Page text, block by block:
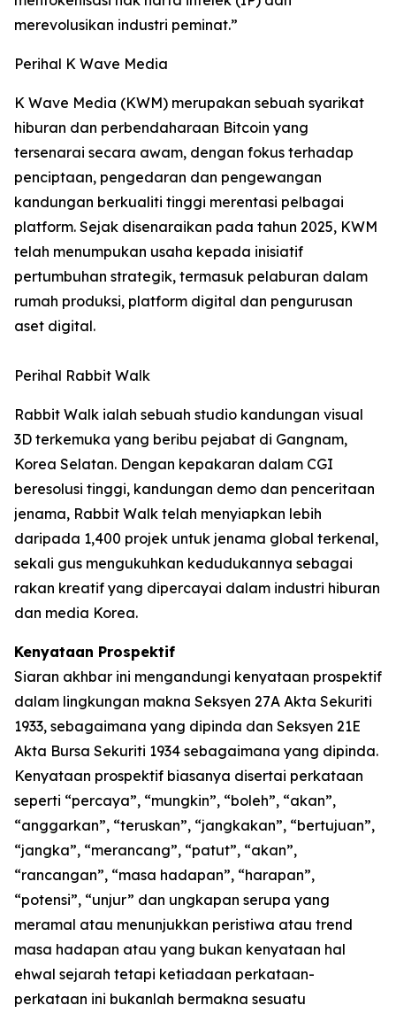
merevolusikan industri peminat.”
Perihal K Wave Media
K Wave Media (KWM) merupakan sebuah syarikat
hiburan dan perbendaharaan Bitcoin yang
tersenarai secara awam, dengan fokus terhadap
penciptaan, pengedaran dan pengewangan
kandungan berkualiti tinggi merentasi pelbagai
platform. Sejak disenaraikan pada tahun 2025, KWM
telah menumpukan usaha kepada inisiatif
pertumbuhan strategik, termasuk pelaburan dalam
rumah produksi, platform digital dan pengurusan
aset digital.
Perihal Rabbit Walk
Rabbit Walk ialah sebuah studio kandungan visual
3D terkemuka yang beribu pejabat di Gangnam,
Korea Selatan. Dengan kepakaran dalam CGI
beresolusi tinggi, kandungan demo dan penceritaan
jenama, Rabbit Walk telah menyiapkan lebih
daripada 1,400 projek untuk jenama global terkenal,
sekali gus mengukuhkan kedudukannya sebagai
rakan kreatif yang dipercayai dalam industri hiburan
dan media Korea.
Kenyataan Prospektif
Siaran akhbar ini mengandungi kenyataan prospektif
dalam lingkungan makna Seksyen 27A Akta Sekuriti
1933, sebagaimana yang dipinda dan Seksyen 21E
Akta Bursa Sekuriti 1934 sebagaimana yang dipinda.
Kenyataan prospektif biasanya disertai perkataan
seperti “percaya”, “mungkin”, “boleh”, “akan”,
“anggarkan”, “teruskan”, “jangkakan”, “bertujuan”,
“jangka”, “merancang”, “patut”, “akan”,
“rancangan”, “masa hadapan”, “harapan”,
“potensi”, “unjur” dan ungkapan serupa yang
meramal atau menunjukkan peristiwa atau trend
masa hadapan atau yang bukan kenyataan hal
ehwal sejarah tetapi ketiadaan perkataan-
perkataan ini bukanlah bermakna sesuatu